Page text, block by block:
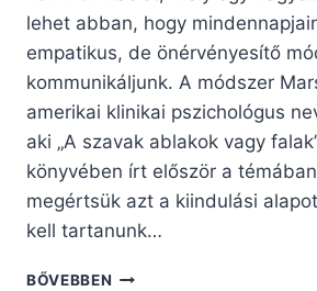
lehet abban, hogy
empatikus, de önérvényesítő
kommunikáljunk. A módszer
amerikai klinikai pszichológus
aki „A szavak ablakok vagy
könyvében írt először a
megértsük azt a kiindulási
kell tartanunk…
BŐVEBBEN ASSZERTÍV